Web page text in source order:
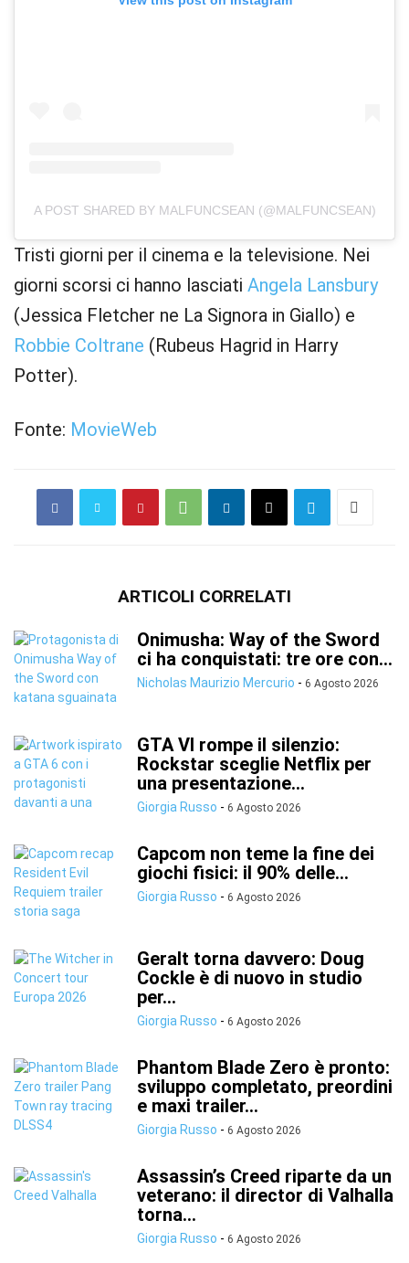
A POST SHARED BY MALFUNCSEAN (@MALFUNCSEAN)
Tristi giorni per il cinema e la televisione. Nei
giorni scorsi ci hanno lasciati Angela Lansbury
(Jessica Fletcher ne La Signora in Giallo) e
Robbie Coltrane (Rubeus Hagrid in Harry
Potter).
Fonte: MovieWeb
ARTICOLI CORRELATI
Onimusha: Way of the Sword
ci ha conquistati: tre ore con...
Nicholas Maurizio Mercurio - 6 Agosto 2026
GTA VI rompe il silenzio:
Rockstar sceglie Netflix per
una presentazione...
Giorgia Russo - 6 Agosto 2026
Capcom non teme la fine dei
giochi fisici: il 90% delle...
Giorgia Russo - 6 Agosto 2026
Geralt torna davvero: Doug
Cockle è di nuovo in studio
per...
Giorgia Russo - 6 Agosto 2026
Phantom Blade Zero è pronto:
sviluppo completato, preordini
e maxi trailer...
Giorgia Russo - 6 Agosto 2026
Assassin’s Creed riparte da un
veterano: il director di Valhalla
torna...
Giorgia Russo - 6 Agosto 2026